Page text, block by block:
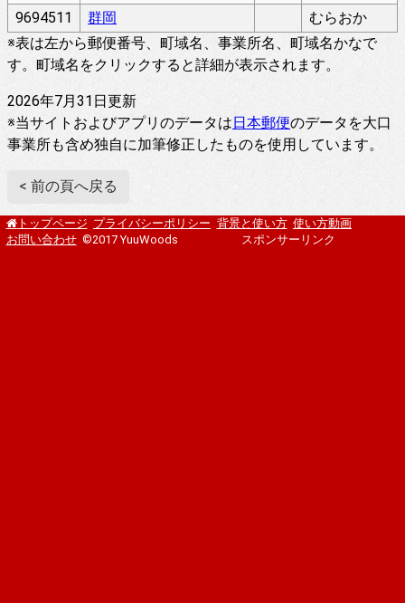
9694511
群岡
むらおか
※表は左から郵便番号、町域名、事業所名、町域名かなで
す。町域名をクリックすると詳細が表示されます。
2026年7月31日更新
※当サイトおよびアプリのデータは日本郵便のデータを大口
事業所も含め独自に加筆修正したものを使用しています。
< 前の頁へ戻る
トップページ プライバシーポリシー 背景と使い方 使い方動画
お問い合わせ ©2017 YuuWoods スポンサーリンク